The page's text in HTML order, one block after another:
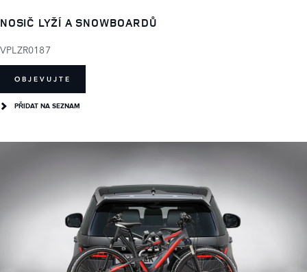
NOSIČ LYŽÍ A SNOWBOARDŮ
VPLZR0187
OBJEVUJTE
PŘIDAT NA SEZNAM